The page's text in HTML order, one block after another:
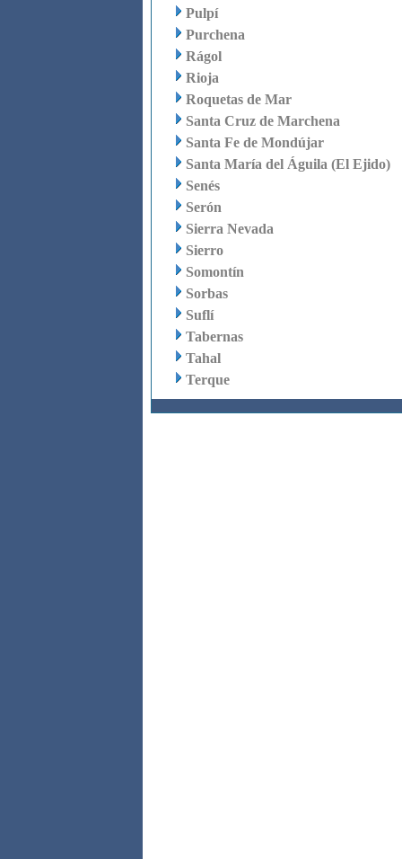
Pulpí
Purchena
Rágol
Rioja
Roquetas de Mar
Santa Cruz de Marchena
Santa Fe de Mondújar
Santa María del Águila (El Ejido)
Senés
Serón
Sierra Nevada
Sierro
Somontín
Sorbas
Suflí
Tabernas
Tahal
Terque